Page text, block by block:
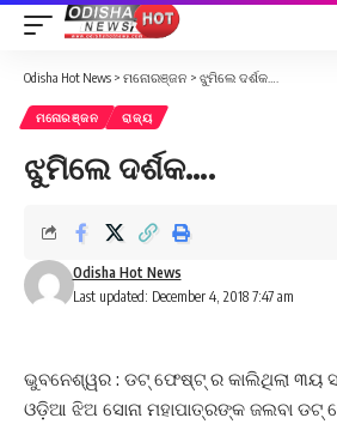
Odisha Hot News > ମନୋରଞ୍ଜନ > ଝୁମିଲେ ଦର୍ଶକ….
ମନୋରଞ୍ଜନ ରାଜ୍ୟ
ଝୁମିଲେ ଦର୍ଶକ….
Last updated: December 4, 2018 7:47 am
Odisha Hot News
ଭୁବନେଶ୍ୱର : ଡଟ୍ ଫେଷ୍ଟ୍ ର କାଲିଥିଲା ୩ୟ
ଓଡ଼ିଆ ଝିଅ ସୋନା ମହାପାତ୍ରଙ୍କ ଜଲବା ଡଟ୍